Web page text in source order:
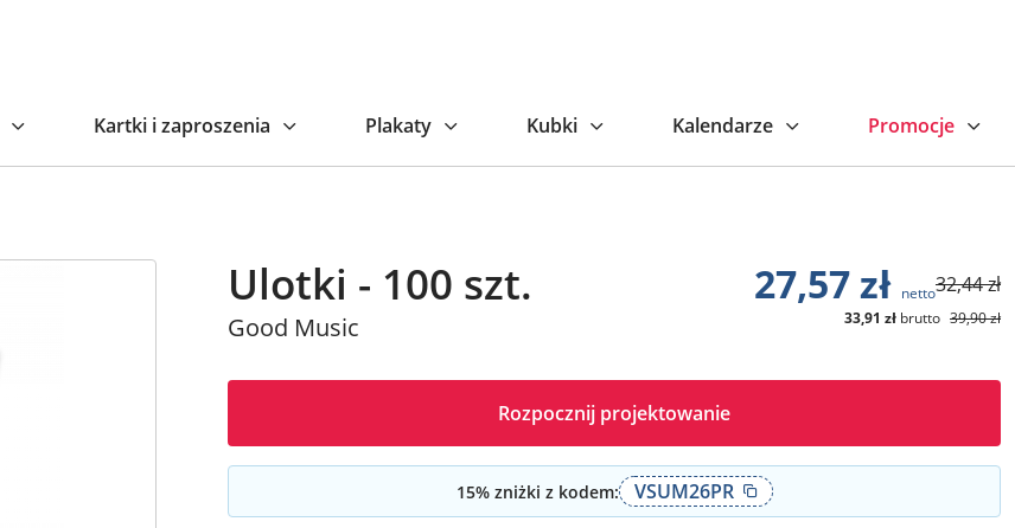
Kartki i zaproszenia Plakaty Kubki Kalendarze Promocje
Ulotki - 100 szt.
Good Music
27,57zł netto32,44zł
33,91 zł brutto 39,90zł
Rozpocznij projektowanie
15% zniżki z kodem: VSUM26PR